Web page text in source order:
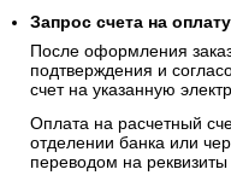
Для Физ. лиц:
(полностью).
Для Юр. Лиц (без НДС):
укажите реквизиты, на
Запрос счета на оплату